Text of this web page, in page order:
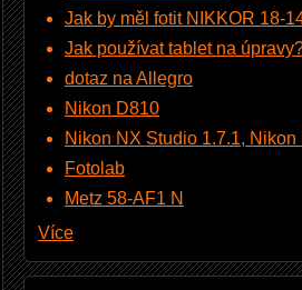
Jak by měl fotit NIKKOR 18-
Jak používat tablet na
dotaz na Allegro
Nikon D810
Nikon NX Studio 1.7.1,
Fotolab
Metz 58-AF1 N
Více